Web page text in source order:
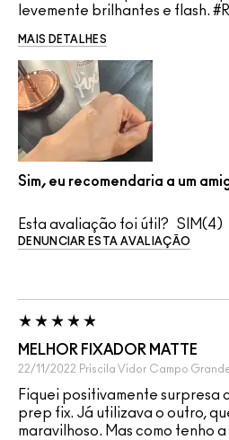
levemente brilhantes e flash.
MAIS DETALHES
Sim, eu recomendaria a um
Esta avaliação foi útil? 4
DENUNCIAR ESTA AVALIAÇÃO
MELHOR FIXADOR MATTE
22/11/2022 Priscila Vidor Campo
Fiquei positivamente surpresa
prep fix. Já utilizava o outro,
maravilhoso. Mas como tenho